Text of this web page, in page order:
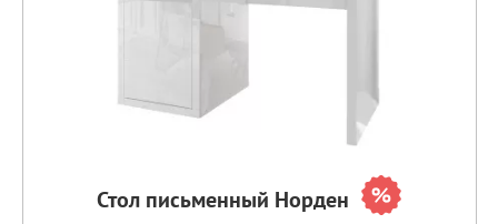
Стол письменный Норден